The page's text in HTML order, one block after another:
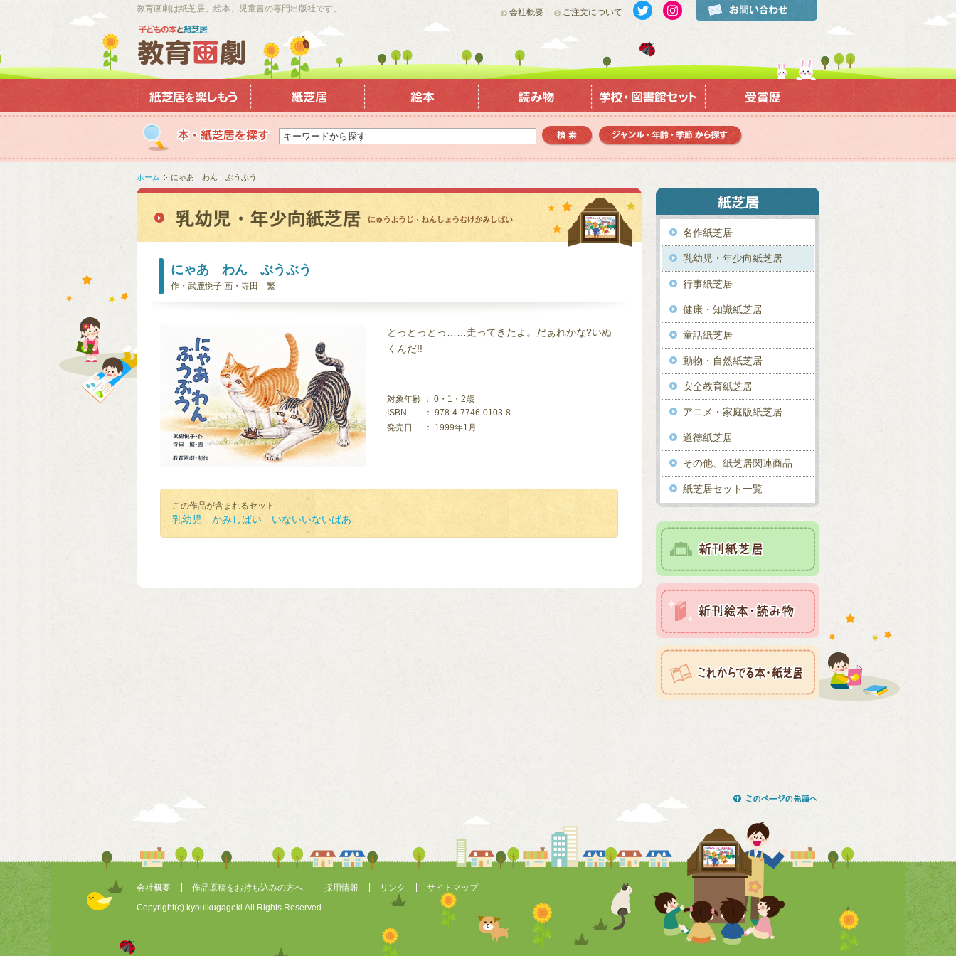
教育画劇は紙芝居、絵本、児童書の専門出版社です。 会社概要 ご注文について
ホーム にゃあ わん ぶうぶう
にゃあ わん ぶうぶう
作・武鹿悦子 画・寺田 繁
とっとっとっ……走ってきたよ。だぁれかな?いぬ
くんだ!!
対象年齢 ： 0・1・2歳
ISBN
： 978-4-7746-0103-8
発売日
： 1999年1月
この作品が含まれるセット
乳幼児 かみしばい いないいないばあ
名作紙芝居
乳幼児・年少向紙芝居
行事紙芝居
健康・知識紙芝居
童話紙芝居
動物・自然紙芝居
安全教育紙芝居
アニメ・家庭版紙芝居
道徳紙芝居
その他、紙芝居関連商品
紙芝居セット一覧
会社概要 作品原稿をお持ち込みの方へ 採用情報 リンク
サイトマップ
Copyright(c) kyouikugageki.All Rights Reserved.